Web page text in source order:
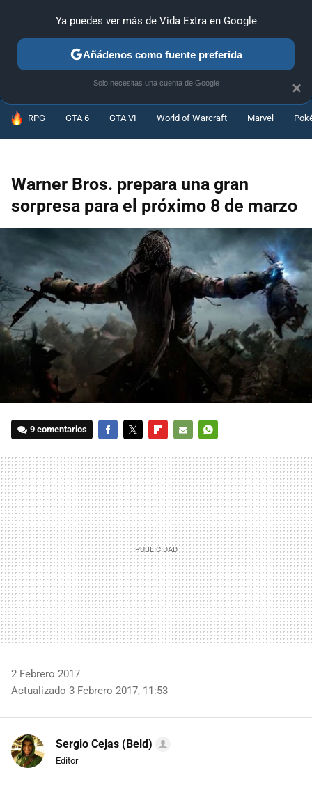
ANÁLISIS GUÍAS Y TRUCOS PC SONY NINTENDO
HOY SE HABLA DE
RPG GTA 6 GTA VI World of Warcraft Marvel
Warner Bros. prepara una gran
sorpresa para el próximo 8 de marzo
9 comentarios
MAIL
2 Febrero 2017
Actualizado 3 Febrero 2017, 11:53
Sergio Cejas (Beld)
Editor
×
Ya puedes ver más de Vida Extra en Google
Añádenos como fuente preferida
Solo necesitas una cuenta de Google